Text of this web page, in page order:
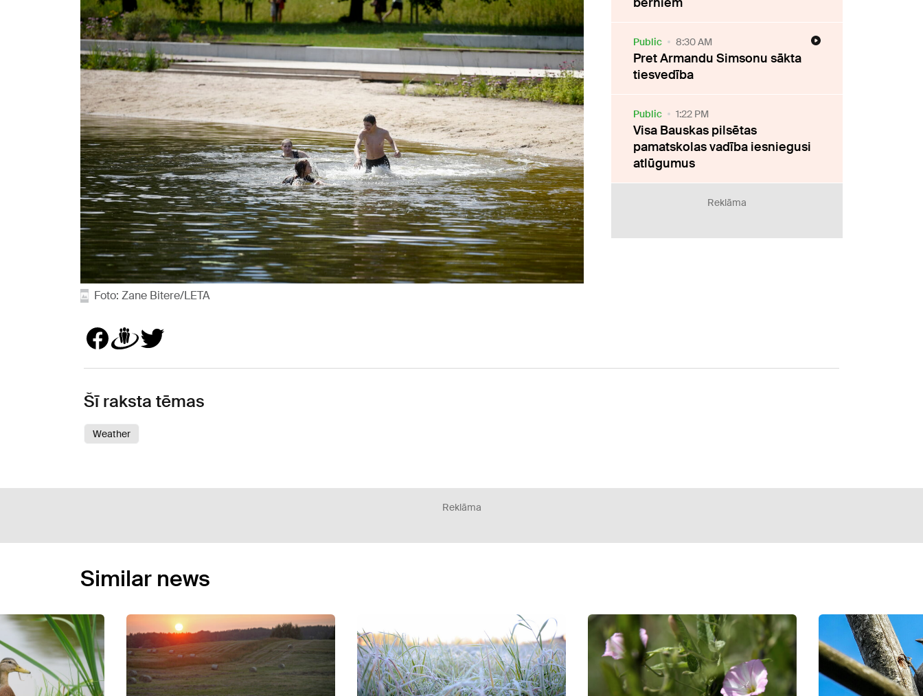
Foto: Zane Bitere/LETA
Public 8:30 AM
Pret Armandu Simsonu sākta
tiesvedība
Public 1:22 PM
Visa Bauskas pilsētas
pamatskolas vadība iesniegusi
atlūgumus
Reklāma
Šī raksta tēmas
Weather
Reklāma
Similar news